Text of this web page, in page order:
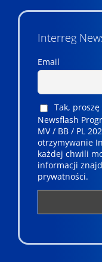
Interreg
Email
Tak,
Newsflash
MV / BB / PL
otrzymywanie
każdej chwili
informacji
prywatności.